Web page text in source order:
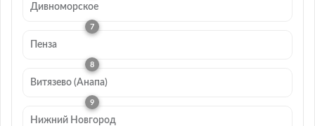
Дивноморское
Пенза
Витязево (Анапа)
Нижний Новгород